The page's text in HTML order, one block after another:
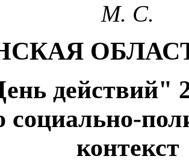
М. С.
действий"
социально-
контекст